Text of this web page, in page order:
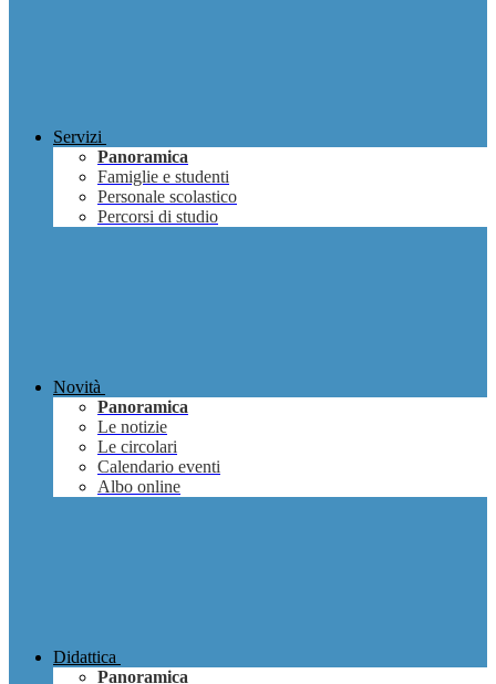
Servizi
Panoramica
Famiglie e studenti
Personale scolastico
Percorsi di studio
Novità
Panoramica
Le notizie
Le circolari
Calendario eventi
Albo online
Didattica
Panoramica